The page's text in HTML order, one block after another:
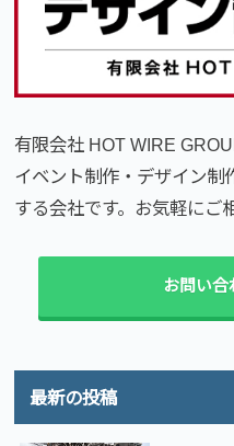
有限会社 HOT WIRE
イベント制作・デザイン制
する会社です。お気軽にご
お問い合
最新の投稿